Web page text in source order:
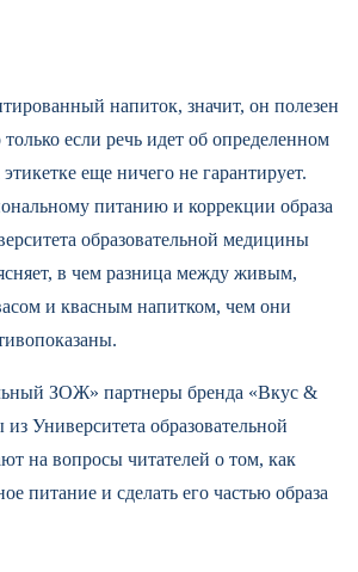
напиток, значит, он полезен
если речь идет об определенном
еще ничего не гарантирует.
питанию и коррекции образа
образовательной медицины
в чем разница между живым,
и квасным напитком, чем они
ЗОЖ» партнеры бренда «Вкус &
Университета образовательной
на вопросы читателей о том, как
питание и сделать его частью образа